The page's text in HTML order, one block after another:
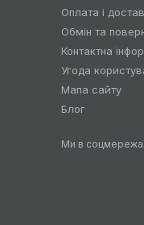
Оплата і
Обмін та
Контактна
Угода
Мапа сайту
Блог
Ми в